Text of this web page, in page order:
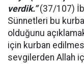
verdik.” (37/107)
Sünnetleri bu
olduğunu
için kurban
sevgilerden Allah